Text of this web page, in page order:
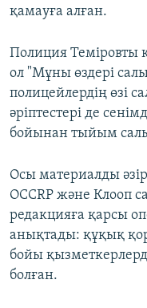
қамауға алған.
Полиция Теміровты
ол "Мұны өздері
полицейлердің өзі
әріптестері де
бойынан тыйым
Осы материалды
OCCRP және Клооп
редакцияға қарсы
анықтады: құқық
бойы
болған.